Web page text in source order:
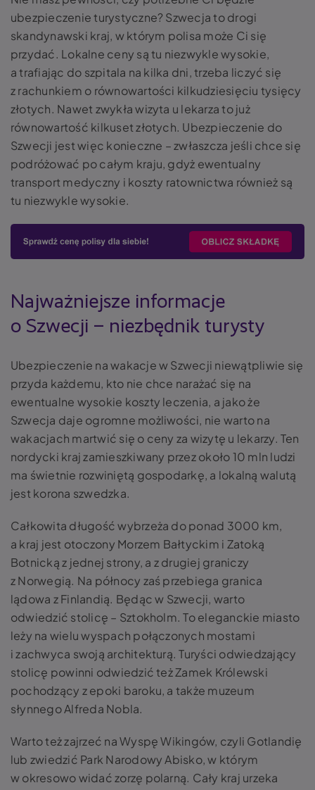
ubezpieczenie turystyczne? Szwecja to drogi
skandynawski kraj, w którym polisa może Ci się
przydać. Lokalne ceny są tu niezwykle wysokie,
a trafiając do szpitala na kilka dni, trzeba liczyć się
z rachunkiem o równowartości kilkudziesięciu tysięcy
złotych. Nawet zwykła wizyta u lekarza to już
równowartość kilkuset złotych. Ubezpieczenie do
Szwecji jest więc konieczne – zwłaszcza jeśli chce się
podróżować po całym kraju, gdyż ewentualny
transport medyczny i koszty ratownictwa również są
tu niezwykle wysokie.
Najważniejsze informacje
o Szwecji – niezbędnik turysty
Ubezpieczenie na wakacje w Szwecji niewątpliwie się
przyda każdemu, kto nie chce narażać się na
ewentualne wysokie koszty leczenia, a jako że
Szwecja daje ogromne możliwości, nie warto na
wakacjach martwić się o ceny za wizytę u lekarzy. Ten
nordycki kraj zamieszkiwany przez około 10 mln ludzi
ma świetnie rozwiniętą gospodarkę, a lokalną walutą
jest korona szwedzka.
Całkowita długość wybrzeża do ponad 3000 km,
a kraj jest otoczony Morzem Bałtyckim i Zatoką
Botnicką z jednej strony, a z drugiej graniczy
z Norwegią. Na północy zaś przebiega granica
lądowa z Finlandią. Będąc w Szwecji, warto
odwiedzić stolicę – Sztokholm. To eleganckie miasto
leży na wielu wyspach połączonych mostami
i zachwyca swoją architekturą. Turyści odwiedzający
stolicę powinni odwiedzić też Zamek Królewski
pochodzący z epoki baroku, a także muzeum
słynnego Alfreda Nobla.
Warto też zajrzeć na Wyspę Wikingów, czyli Gotlandię
lub zwiedzić Park Narodowy Abisko, w którym
w okresowo widać zorzę polarną. Cały kraj urzeka